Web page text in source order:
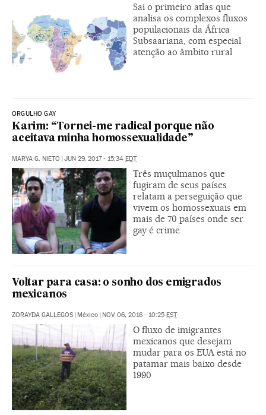
Sai o primeiro atlas que
analisa os complexos fluxos
populacionais da África
Subsaariana, com especial
atenção ao âmbito rural
ORGULHO GAY
Karim: “Tornei-me radical porque não
aceitava minha homossexualidade”
MARYA G. NIETO | JUN 29, 2017 - 15:34 EDT
Três muçulmanos que
fugiram de seus países
relatam a perseguição que
vivem os homossexuais em
mais de 70 países onde ser
gay é crime
Voltar para casa: o sonho dos emigrados
mexicanos
ZORAYDA GALLEGOS | México | NOV 06, 2016 - 10:25 EST
O fluxo de imigrantes
mexicanos que desejam
mudar para os EUA está no
patamar mais baixo desde
1990